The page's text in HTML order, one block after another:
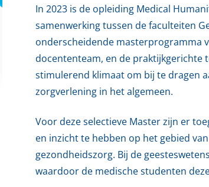
In 2023 is de opleiding Medical
samenwerking tussen de faculteiten
onderscheidende masterprogramma
docententeam, en de praktijkgerichte
stimulerend klimaat om bij te dragen
zorgverlening in het algemeen.
Voor deze selectieve Master zijn er
en inzicht te hebben op het gebied
gezondheidszorg. Bij de
waardoor de medische studenten